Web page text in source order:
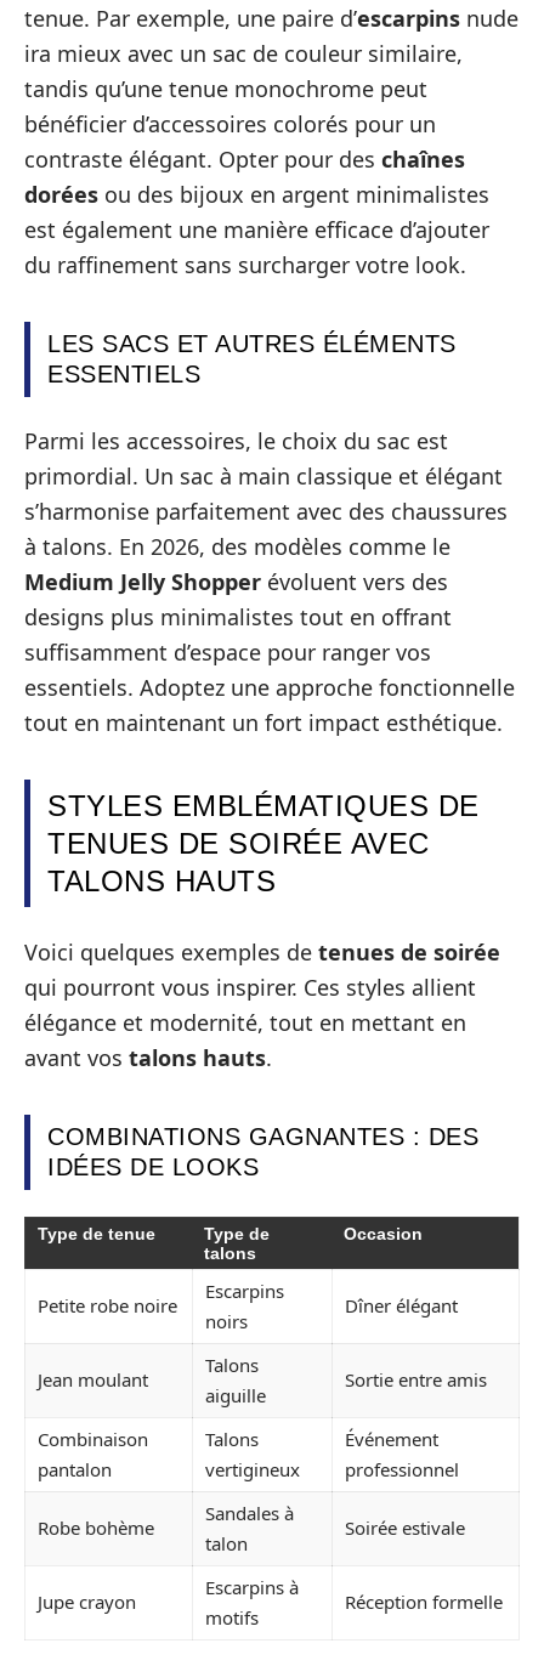
tenue. Par exemple, une paire d’escarpins nude
ira mieux avec un sac de couleur similaire,
tandis qu’une tenue monochrome peut
bénéficier d’accessoires colorés pour un
contraste élégant. Opter pour des chaînes
dorées ou des bijoux en argent minimalistes
est également une manière efficace d’ajouter
du raffinement sans surcharger votre look.
LES SACS ET AUTRES ÉLÉMENTS
ESSENTIELS
Parmi les accessoires, le choix du sac est
primordial. Un sac à main classique et élégant
s’harmonise parfaitement avec des chaussures
à talons. En 2026, des modèles comme le
Medium Jelly Shopper évoluent vers des
designs plus minimalistes tout en offrant
suffisamment d’espace pour ranger vos
essentiels. Adoptez une approche fonctionnelle
tout en maintenant un fort impact esthétique.
STYLES EMBLÉMATIQUES DE
TENUES DE SOIRÉE AVEC
TALONS HAUTS
Voici quelques exemples de tenues de soirée
qui pourront vous inspirer. Ces styles allient
élégance et modernité, tout en mettant en
avant vos talons hauts.
COMBINATIONS GAGNANTES : DES
IDÉES DE LOOKS
Type de tenue
Type de
talons
Occasion
Petite robe noire
Escarpins
noirs
Dîner élégant
Jean moulant
Talons
aiguille
Sortie entre amis
Combinaison
pantalon
Talons
vertigineux
Événement
professionnel
Robe bohème
Sandales à
talon
Soirée estivale
Jupe crayon
Escarpins à
motifs
Réception formelle